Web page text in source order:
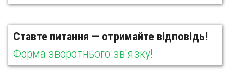
Ставте питання — отримайте відповідь!
Форма зворотнього зв'язку!